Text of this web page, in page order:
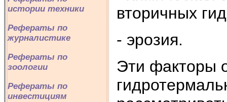
истории техники
Рефераты по
журналистике
Рефераты по
зоологии
Рефераты по
инвестициям
вторичных
- эрозия.
Эти факторы